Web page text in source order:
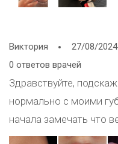
Виктория 27/08/2024
0 ответов врачей
Здравствуйте, подскажите пожалуйста
нормально с моими губами. После 2мл спустя месяц
начала замечать что
выпирает , должно ли так быть, и